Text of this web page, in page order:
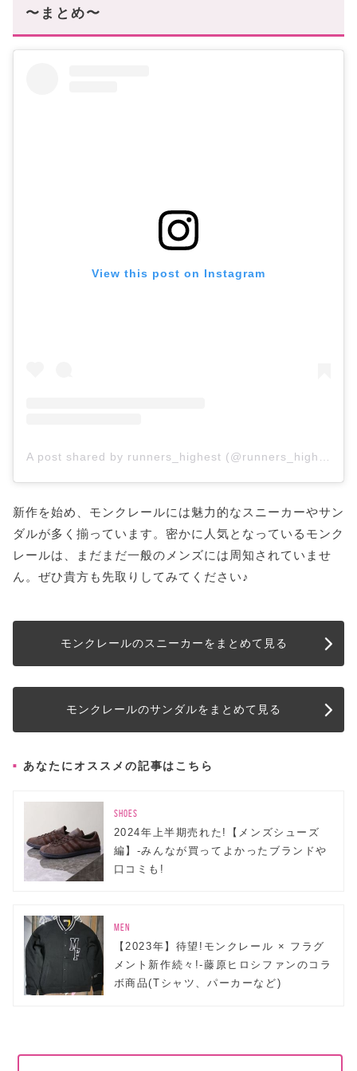
〜まとめ〜
View this post on Instagram
新作を始め、モンクレールには魅力的なスニーカーやサン
ダルが多く揃っています。密かに人気となっているモンク
レールは、まだまだ一般のメンズには周知されていませ
ん。ぜひ貴方も先取りしてみてください♪
モンクレールのスニーカーをまとめて見る
モンクレールのサンダルをまとめて見る
あなたにオススメの記事はこちら
SHOES
2024年上半期売れた!【メンズシューズ
編】-みんなが買ってよかったブランドや
口コミも!
MEN
【2023年】待望!モンクレール × フラグ
メント新作続々!-藤原ヒロシファンのコラ
ボ商品(Tシャツ、パーカーなど)